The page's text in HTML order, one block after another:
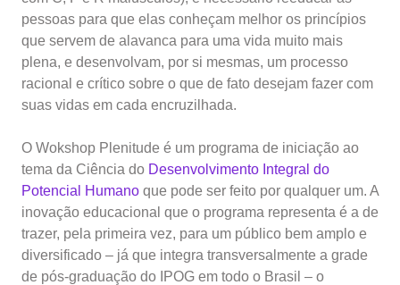
pessoas para que elas conheçam melhor os princípios
que servem de alavanca para uma vida muito mais
plena, e desenvolvam, por si mesmas, um processo
racional e crítico sobre o que de fato desejam fazer com
suas vidas em cada encruzilhada.
O Wokshop Plenitude é um programa de iniciação ao
tema da Ciência do Desenvolvimento Integral do
Potencial Humano que pode ser feito por qualquer um. A
inovação educacional que o programa representa é a de
trazer, pela primeira vez, para um público bem amplo e
diversificado – já que integra transversalmente a grade
de pós-graduação do IPOG em todo o Brasil – o